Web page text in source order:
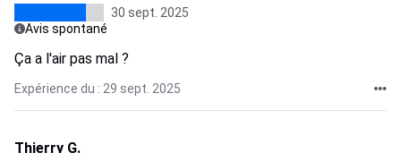
30 sept. 2025
Avis spontané
Ça a l'air pas mal ?
Expérience du : 29 sept. 2025
Thierry G.